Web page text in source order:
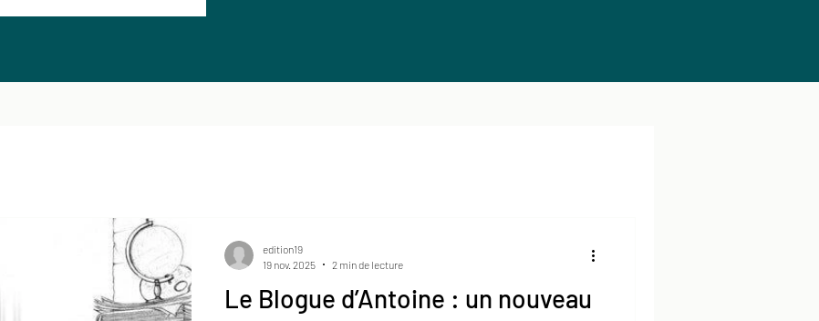
Le Blogue d’Antoine : un nouveau
edition19
19 nov. 2025
2 min de lecture